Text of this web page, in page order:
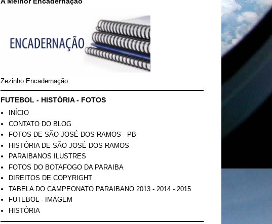
Zezinho Encadernação
FUTEBOL - HISTÓRIA - FOTOS
INÍCIO
CONTATO DO BLOG
FOTOS DE SÃO JOSÉ DOS RAMOS - PB
HISTÓRIA DE SÃO JOSÉ DOS RAMOS
PARAIBANOS ILUSTRES
FOTOS DO BOTAFOGO DA PARAIBA
DIREITOS DE COPYRIGHT
TABELA DO CAMPEONATO PARAIBANO 2013 - 2014 - 2015
FUTEBOL - IMAGEM
HISTÓRIA